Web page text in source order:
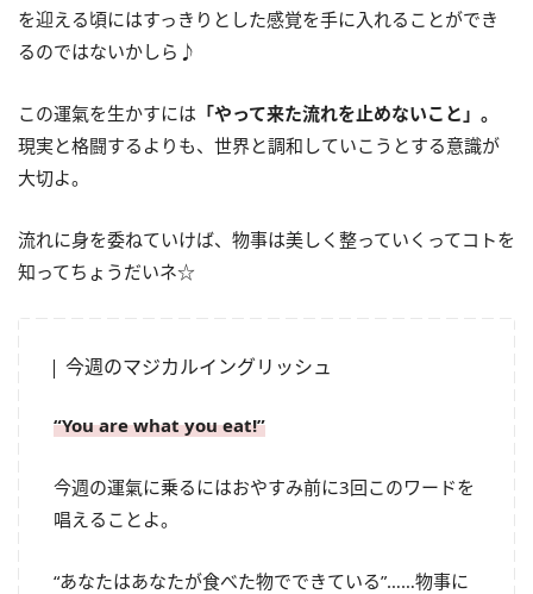
を迎える頃にはすっきりとした感覚を手に入れることができ
るのではないかしら♪
この運氣を生かすには 「やって来た流れを止めないこと」。
現実と格闘するよりも、世界と調和していこうとする意識が
大切よ。
流れに身を委ねていけば、物事は美しく整っていくってコトを
知ってちょうだいネ☆
今週のマジカルイングリッシュ
“You are what you eat!”
今週の運氣に乗るにはおやすみ前に3回このワードを
唱えることよ。
“あなたはあなたが食べた物でできている”……物事に